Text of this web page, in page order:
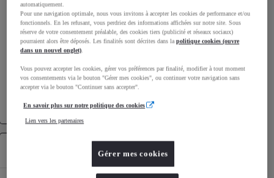
Performances
Vitesse maximale 170km/h
Accélération 0-100km/h
11secondes
Transmission
Transmission
automatiquement.
Pour une navigation optimale, nous vous invitons à accepter les cookies de performance et/ou
fonctionnels. En les refusant, vous perdriez des informations affichées sur notre site. Sous
réserve de votre consentement préalable, des cookies tiers (publicité et réseaux sociaux)
pourraient alors être déposés. Les finalités sont décrites dans lapolitique cookies (ouvre
dans un nouvel onglet)
Vous pouvez accepter les cookies, gérer vos préférences par finalité, modifier à tout moment
vos consentements via le bouton "Gérer mes cookies", ou continuer votre navigation sans
accepter via le bouton "Continuer sans accepter".
En savoir plus sur notre politique des cookies
Lien vers les partenaires
Gérer mes cookies